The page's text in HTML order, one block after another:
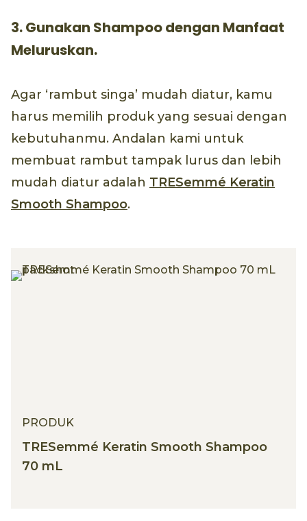
3. Gunakan Shampoo dengan Manfaat
Meluruskan.
Agar ‘rambut singa’ mudah diatur, kamu
harus memilih produk yang sesuai dengan
kebutuhanmu. Andalan kami untuk
membuat rambut tampak lurus dan lebih
mudah diatur adalah TRESemmé Keratin
Smooth Shampoo.
PRODUK
TRESemmé Keratin Smooth Shampoo
70 mL